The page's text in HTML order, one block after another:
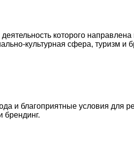
которого
культурная сфера, туризм и
и благоприятные условия для
брендинг.